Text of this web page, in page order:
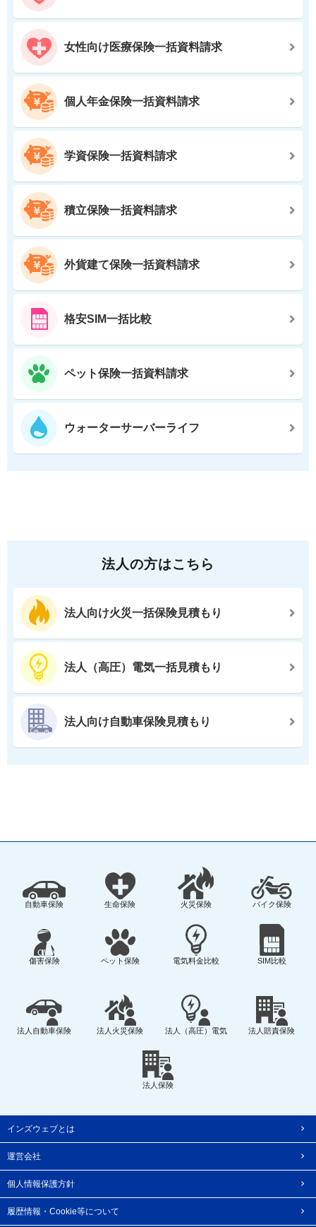
女性向け医療保険一括資料請求
個人年金保険一括資料請求
学資保険一括資料請求
積立保険一括資料請求
外貨建て保険一括資料請求
格安SIM一括比較
ペット保険一括資料請求
ウォーターサーバーライフ
法人の方はこちら
法人向け火災一括保険見積もり
法人（高圧）電気一括見積もり
法人向け自動車保険見積もり
自動車保険 生命保険 火災保険 バイク保険
傷害保険 ペット保険 電気料金比較 SIM比較
法人自動車保険 法人火災保険 法人（高圧）電気 法人賠責保険
法人保険
インズウェブとは
運営会社
個人情報保護方針
履歴情報・Cookie等について